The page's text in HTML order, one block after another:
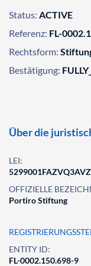
Status: ACTIVE
Referenz: FL-
Rechtsform:
Bestätigung:
Über die
LEI:
OFFIZIELLE
Portiro Stiftung
ENTITY ID:
FL-0002.150.698-9